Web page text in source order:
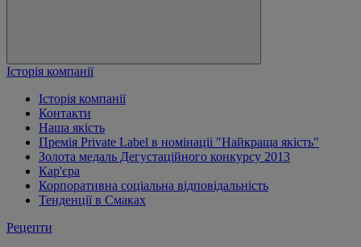
Історія компанії
Історія компанії
Контакти
Наша якість
Премія Private Label в номінаціі "Найкраща якість"
Золота медаль Дегустаційного конкурсу 2013
Кар'єра
Корпоративна соціальна відповідальність
Тенденції в Смаках
Рецепти